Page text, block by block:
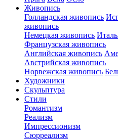
Живопись
Голландская живопись
живопись
Немецкая живопись
Французская живопись
Английская живопись
Австрийская живопись
Норвежская живопись
Художники
Скульптура
Стили
Романтизм
Реализм
Импрессионизм
Сюрреализм